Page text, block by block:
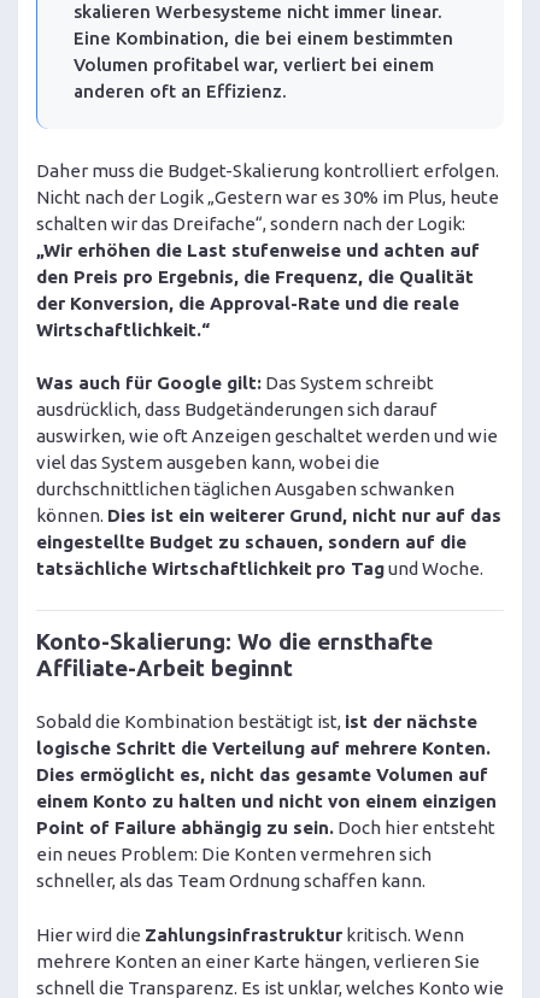
skalieren Werbesysteme nicht immer linear.
Eine Kombination, die bei einem bestimmten
Volumen profitabel war, verliert bei einem
anderen oft an Effizienz.
Daher muss die Budget-Skalierung kontrolliert erfolgen.
Nicht nach der Logik „Gestern war es 30% im Plus, heute
schalten wir das Dreifache“, sondern nach der Logik:
„Wir erhöhen die Last stufenweise und achten auf
den Preis pro Ergebnis, die Frequenz, die Qualität
der Konversion, die Approval-Rate und die reale
Wirtschaftlichkeit.“
Was auch für Google gilt: Das System schreibt
ausdrücklich, dass Budgetänderungen sich darauf
auswirken, wie oft Anzeigen geschaltet werden und wie
viel das System ausgeben kann, wobei die
durchschnittlichen täglichen Ausgaben schwanken
können. Dies ist ein weiterer Grund, nicht nur auf das
eingestellte Budget zu schauen, sondern auf die
tatsächliche Wirtschaftlichkeit pro Tagund Woche.
Konto-Skalierung: Wo die ernsthafte
Affiliate-Arbeit beginnt
Sobald die Kombination bestätigt ist, ist der nächste
logische Schritt die Verteilung auf mehrere Konten.
Dies ermöglicht es, nicht das gesamte Volumen auf
einem Konto zu halten und nicht von einem einzigen
Point of Failure abhängig zu sein. Doch hier entsteht
ein neues Problem: Die Konten vermehren sich
schneller, als das Team Ordnung schaffen kann.
Hier wird die Zahlungsinfrastruktur kritisch. Wenn
mehrere Konten an einer Karte hängen, verlieren Sie
schnell die Transparenz. Es ist unklar, welches Konto wie